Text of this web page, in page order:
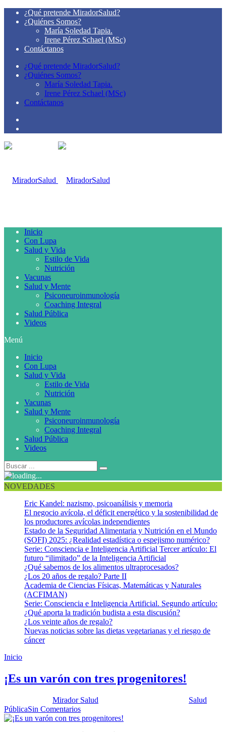
¿Qué pretende MiradorSalud?
¿Quiénes Somos?
María Soledad Tapia.
Irene Pérez Schael (MSc)
Contáctanos
¿Qué pretende MiradorSalud?
¿Quiénes Somos?
María Soledad Tapia.
Irene Pérez Schael (MSc)
Contáctanos
Inicio
Con Lupa
Salud y Vida
Estilo de Vida
Nutrición
Vacunas
Salud y Mente
Psiconeuroinmunología
Coaching Integral
Salud Pública
Videos
Menú
Inicio
Con Lupa
Salud y Vida
Estilo de Vida
Nutrición
Vacunas
Salud y Mente
Psiconeuroinmunología
Coaching Integral
Salud Pública
Videos
NOVEDADES
Eric Kandel: nazismo, psicoanálisis y memoria
El negocio avícola, el déficit energético y la sostenibilidad de
los productores avícolas independientes
Estado de la Seguridad Alimentaria y Nutrición en el Mundo
(SOFI) 2025: ¿Realidad estadística o espejismo numérico?
Serie: Consciencia e Inteligencia Artificial Tercer artículo: El
futuro “ilimitado” de la Inteligencia Artificial
¿Qué sabemos de los alimentos ultraprocesados?
¿Los 20 años de regalo? Parte II
Academia de Ciencias Físicas, Matemáticas y Naturales
(ACFIMAN)
Serie: Consciencia e Inteligencia Artificial. Segundo artículo:
¿Qué aporta la tradición budista a esta discusión?
¿Los veinte años de regalo?
Nuevas noticias sobre las dietas vegetarianas y el riesgo de
cáncer
Inicio
¡Es un varón con tres progenitores!
Mirador Salud
Salud
PúblicaSin Comentarios